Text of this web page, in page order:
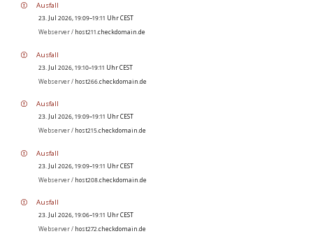
Ausfall
23. Jul 2026, 19:09–19:11 Uhr CEST
Webserver / host211.checkdomain.de
Ausfall
23. Jul 2026, 19:10–19:11 Uhr CEST
Webserver / host266.checkdomain.de
Ausfall
23. Jul 2026, 19:09–19:11 Uhr CEST
Webserver / host215.checkdomain.de
Ausfall
23. Jul 2026, 19:09–19:11 Uhr CEST
Webserver / host208.checkdomain.de
Ausfall
23. Jul 2026, 19:06–19:11 Uhr CEST
Webserver / host272.checkdomain.de